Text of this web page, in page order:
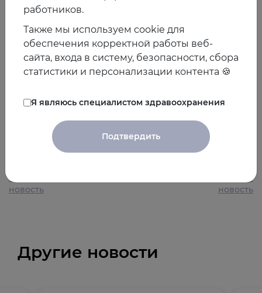
Молярная концентрация является характеристикой
заболеваний. Низкая концентрация Лп(a) (<10%)
увеличивает риск СД2т. Фармакологическое
снижение концентрации Лп(а) у 20% лиц с
наибольшей концентрацией вплоть до
риска ИБС без увеличения риска СД2т.
Предыдущая
новость
Следующая
новость
Другие новости
работников.
Также мы используем cookie для
обеспечения корректной работы веб-
сайта, входа в систему, безопасности, сбора
статистики и персонализации контента 🍪
Я являюсь специалистом здравоохранения
Подтвердить